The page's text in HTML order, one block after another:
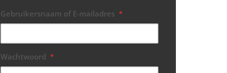
Gebruikersnaam of E-mailadres *
Wachtwoord *